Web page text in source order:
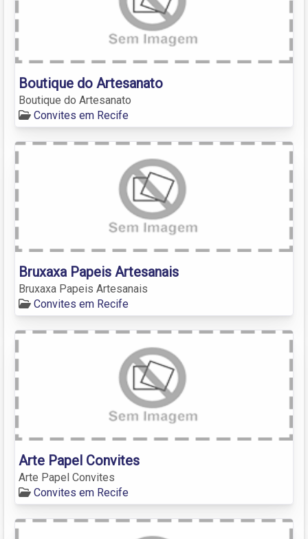
Boutique do Artesanato
Boutique do Artesanato
Convites em Recife
Bruxaxa Papeis Artesanais
Bruxaxa Papeis Artesanais
Convites em Recife
Arte Papel Convites
Arte Papel Convites
Convites em Recife